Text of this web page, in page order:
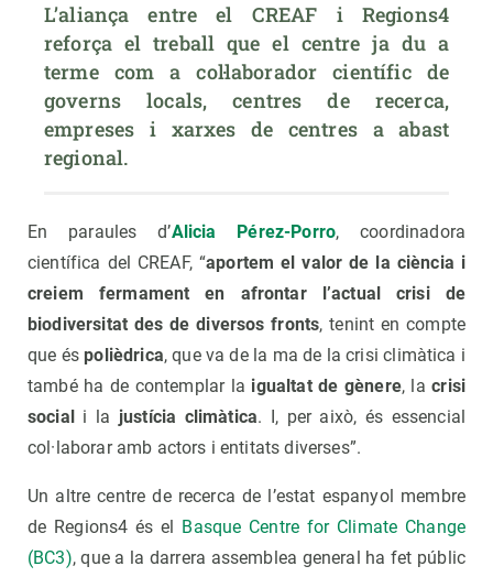
L’aliança entre el CREAF i Regions4
reforça el treball que el centre ja du a
terme com a col·laborador científic de
governs locals, centres de recerca,
empreses i xarxes de centres a abast
regional.
En paraules d’Alicia Pérez-Porro, coordinadora
científica del CREAF, “aportem el valor de la ciència i
creiem fermament en afrontar l’actual crisi de
biodiversitat des de diversos fronts, tenint en compte
que éspolièdrica, que va de la ma de la crisi climàtica i
també ha de contemplar la igualtat de gènere, lacrisi
social
i la justícia climàtica. I, per això, és essencial
col·laborar amb actors i entitats diverses”.
Un altre centre de recerca de l’estat espanyol membre
de Regions4 és el Basque Centre for Climate Change
(BC3), que a la darrera assemblea general ha fet públic